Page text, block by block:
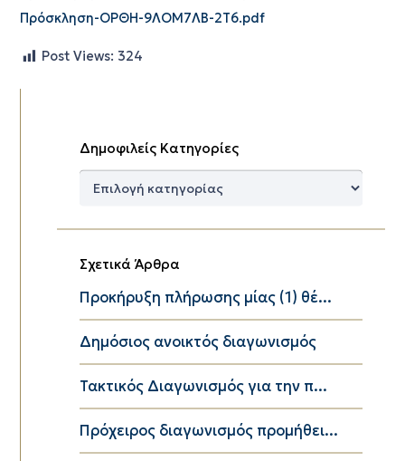
Πρόσκληση-ΟΡΘΗ-9ΛΟΜ7ΛΒ-2Τ6.pdf
Post Views: 324
Δημοφιλείς Κατηγορίες
Δημοφιλείς
Σχετικά Άρθρα
Προκήρυξη πλήρωσης μίας (1) θέ...
Δημόσιος ανοικτός διαγωνισμός
Τακτικός Διαγωνισμός για την π...
Πρόχειρος διαγωνισμός προμήθει...